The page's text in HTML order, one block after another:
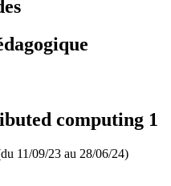
computing 1
11/09/23 au 28/06/24)